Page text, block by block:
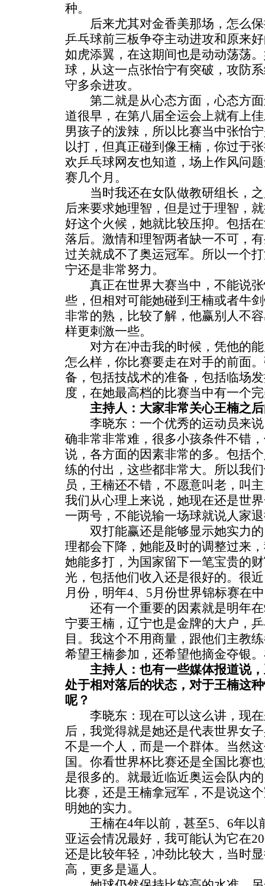
种。
后来尤其对金香美那场，怎么保
乒乓球前三板争夺主动进攻和原来
如虎添翼，在这期间也是动动荡荡
球，从这一点张怡宁有突破，攻防
守多余进攻。
第二就是从心态方面，心态方面
道很早，在第八届全运会上就有上
男孩子的泼辣，所以比赛当中张怡
以打，但真正碰到像王楠，你过于
欢乒乓球网友也知道，场上作风问
赛几个月。
当时我还在女队做教研组长，之
后来要求她理智，但是过于理智，
好这个火候，她就比较压抑。包括
落后。激情和理智两者缺一不可，
过关就成不了奥运冠军。所以一个
宁还是非常努力。
真正在世界大赛当中，不能说张
些，但相对可能她碰到王楠或者牛
非常的熟，比较了解，他赢别人不
样更刺激一些。
对方在冲击我的时候，凭他的能
怎么样，你比赛要走在对手的前面
备，包括技战术的准备，包括临场
度，在她最高档的比赛当中有一个
主持人：大家非常关心王楠之
李晓东：一个优秀的运动员来说
确非常非常难，很多小孩条件不错
说，各方面的因素非常的多。包括
练的付出，这些都非常大。所以我
员，王楠还不错，不愿意叫老，叫
我们从心理上来说，她现在还是世
一两号，不能说输一场球就说人家
双打能赢还是能够显示她实力的
理都会下降，她能及时的调整过来
她能多打，为国家留下一笔宝贵的
光，包括他们收入还是很好的。很
月份，明年4、5月份世界锦标赛在
还有一个重要的因素就是明年在
宁要王楠，辽宁也是金牌的大户，
目。我这个不用商量，跟他们主教
希望王楠参加，还希望他摘金夺银
主持人：也有一些媒体报道说
处于相对落后的状态，对于王楠这
呢？
李晓东：现在可以这么讲，现在
后，我觉得就是她还是代表世界女
不是一个人，而是一个群体。当然
国。你看世界杯比赛还是全国比赛
是很多的。就最近临近奥运会队内
比赛，还是王楠拿冠军，不是说这
明她的实力。
王楠在4年以前，甚至5、6年以
亚运会情况最好，我可能认为它在
还是比较年轻，冲劲比较大，当时
高，更多是逼人。